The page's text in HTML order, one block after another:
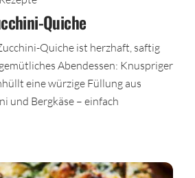
Quiche
Quiche ist herzhaft, saftig
Abendessen: Knuspriger
eine würzige Füllung aus
und Bergkäse – einfach